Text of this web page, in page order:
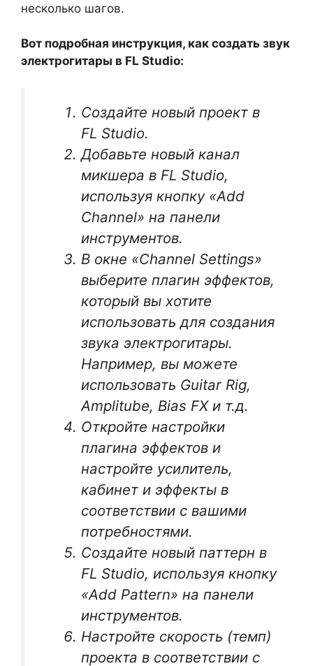
несколько шагов.
Вот подробная инструкция, как создать звук
электрогитары в FL Studio:
Создайте новый проект в
FL Studio.
Добавьте новый канал
микшера в FL Studio,
используя кнопку «Add
Channel» на панели
инструментов.
В окне «Channel Settings»
выберите плагин эффектов,
который вы хотите
использовать для создания
звука электрогитары.
Например, вы можете
использовать Guitar Rig,
Amplitube, Bias FX и т.д.
Откройте настройки
плагина эффектов и
настройте усилитель,
кабинет и эффекты в
соответствии с вашими
потребностями.
Создайте новый паттерн в
FL Studio, используя кнопку
«Add Pattern» на панели
инструментов.
Настройте скорость (темп)
проекта в соответствии с